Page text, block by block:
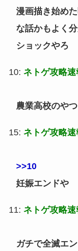
漫画描き始め
な話かもよく
ショックやろ
10: ネトゲ攻略速
農業高校のや
15: ネトゲ攻略速
>>10
妊娠エンドや
11: ネトゲ攻略速
ガチで全滅エ